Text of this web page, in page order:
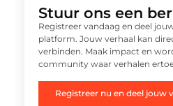
Stuur ons een
Registreer vandaag en deel
platform. Jouw verhaal kan
verbinden. Maak impact en
community waar verhalen
Registreer nu en deel jouw